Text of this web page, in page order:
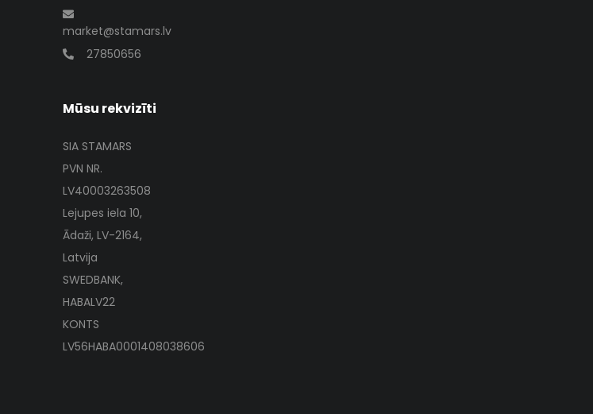
market@stamars.lv
27850656
Mūsu rekvizīti
SIA STAMARS
PVN NR.
LV40003263508
Lejupes iela 10,
Ādaži, LV-2164,
Latvija
SWEDBANK,
HABALV22
KONTS
LV56HABA0001408038606